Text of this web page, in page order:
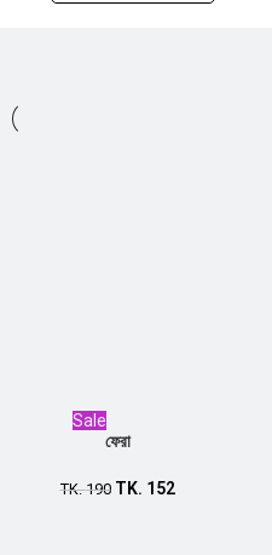
Sale
Add to cart
ফেরা
TK.190 TK. 152